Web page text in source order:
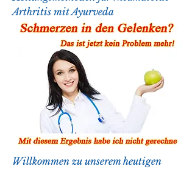
Arthritis mit Ayurveda
Willkommen zu unserem heutigen